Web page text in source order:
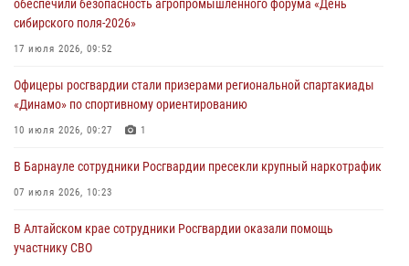
обеспечили безопасность агропромышленного форума «День
сибирского поля-2026»
17 июля 2026, 09:52
Офицеры росгвардии стали призерами региональной спартакиады
«Динамо» по спортивному ориентированию
10 июля 2026, 09:27 1
В Барнауле сотрудники Росгвардии пресекли крупный наркотрафик
07 июля 2026, 10:23
В Алтайском крае сотрудники Росгвардии оказали помощь
участнику СВО